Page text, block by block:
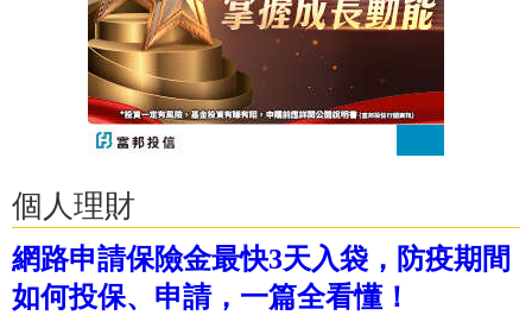
個人理財
網路申請保險金最快3天入袋，防疫期間
如何投保、申請，一篇全看懂！